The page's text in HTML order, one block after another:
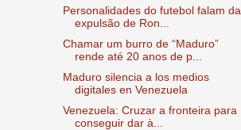
Personalidades do futebol falam da
expulsão de Ron...
Chamar um burro de “Maduro”
rende até 20 anos de p...
Maduro silencia a los medios
digitales en Venezuela
Venezuela: Cruzar a fronteira para
conseguir dar à...